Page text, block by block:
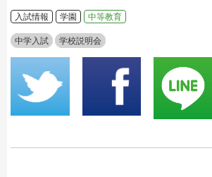
入試情報 学園 中等教育
中学入試 学校説明会